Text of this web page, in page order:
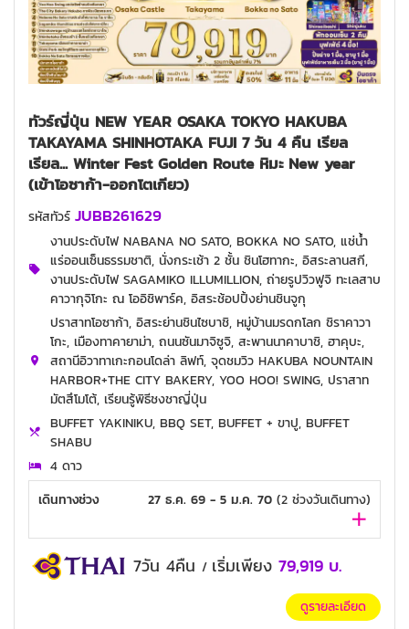
ทัวร์ญี่ปุ่น NEW YEAR OSAKA TOKYO HAKUBA
TAKAYAMA SHINHOTAKA FUJI 7 วัน 4 คืน เรียล
เรียล... Winter Fest Golden Route หิมะ New year
(เข้าโอซาก้า-ออกโตเกียว)
รหัสทัวร์ JUBB261629
งานประดับไฟ NABANA NO SATO, BOKKA NO SATO, แช่น้ำ
แร่ออนเซ็นธรรมชาติ, นั่งกระเช้า 2 ชั้น ชินโฮทากะ, อิสระลานสกี,
งานประดับไฟ SAGAMIKO ILLUMILLION, ถ่ายรูปวิวฟูจิ ทะเลสาบ
คาวากุจิโกะ ณ โออิชิพาร์ค, อิสระช้อปปิ้งย่านชินจูกุ
ปราสาทโอซาก้า, อิสระย่านชินไซบาชิ, หมู่บ้านมรดกโลก ชิราคาวา
โกะ, เมืองทาคายาม่า, ถนนซันมาจิซูจิ, สะพานนาคาบาชิ, ฮาคุบะ,
สถานีอิวาทาเกะกอนโดล่า ลิฟท์, จุดชมวิว HAKUBA NOUNTAIN
HARBOR+THE CITY BAKERY, YOO HOO! SWING, ปราสาท
มัตสึโมโต้, เรียนรู้พิธีชงชาญี่ปุ่น
BUFFET YAKINIKU, BBQ SET, BUFFET + ขาปู, BUFFET
SHABU
4 ดาว
เดินทางช่วง
27 ธ.ค. 69 - 5 ม.ค. 70 (2 ช่วงวันเดินทาง)
7วัน 4คืน / เริ่มเพียง 79,919 บ.
ดูรายละเอียด